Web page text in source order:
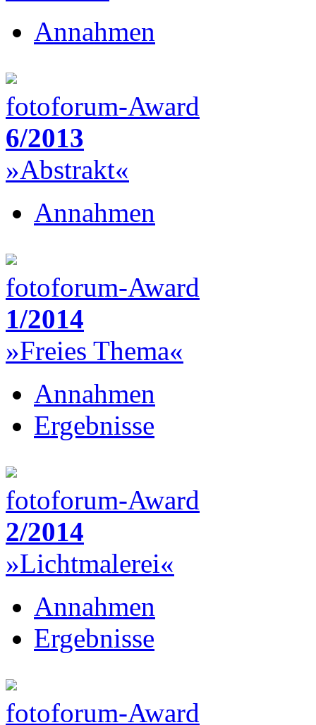
Annahmen
fotoforum-Award
6/2013
»Abstrakt«
Annahmen
fotoforum-Award
1/2014
»Freies Thema«
Annahmen
Ergebnisse
fotoforum-Award
2/2014
»Lichtmalerei«
Annahmen
Ergebnisse
fotoforum-Award